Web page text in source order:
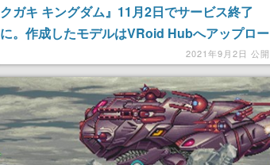
クガキ キングダム』11月2日でサービス終了
に。作成したモデルはVRoid Hubへアップロー
2021年9月2日 公開